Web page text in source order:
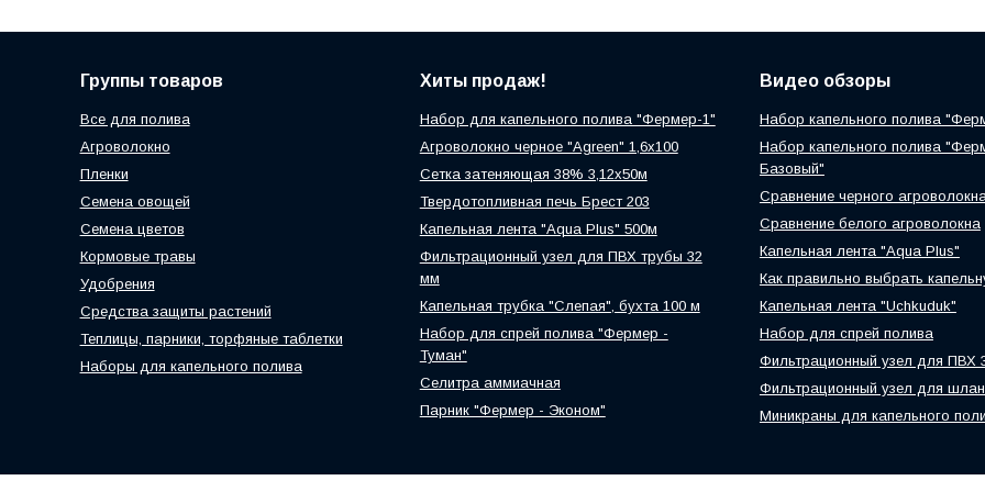
Группы товаров
Все для полива
Агроволокно
Пленки
Семена овощей
Семена цветов
Кормовые травы
Удобрения
Средства защиты растений
Теплицы, парники, торфяные таблетки
Наборы для капельного полива
Хиты продаж!
Набор для капельного полива "Фермер-1"
Агроволокно черное "Agreen" 1,6х100
Сетка затеняющая 38% 3,12х50м
Твердотопливная печь Брест 203
Капельная лента "Aqua Plus" 500м
Фильтрационный узел для ПВХ трубы 32
мм
Капельная трубка "Слепая", бухта 100 м
Набор для спрей полива "Фермер -
Туман"
Селитра аммиачная
Парник "Фермер - Эконом"
Видео обзоры
Набор капельного полива
Набор капельного полива
Базовый"
Сравнение черного
Сравнение белого агроволокна
Капельная лента "Aqua Plus"
Как правильно выбрать
Капельная лента "Uchkuduk"
Набор для спрей полива
Фильтрационный узел для ПВХ
Фильтрационный узел для
Миникраны для капельного